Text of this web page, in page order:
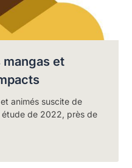
mangas et
animés suscite de
étude de 2022, près de